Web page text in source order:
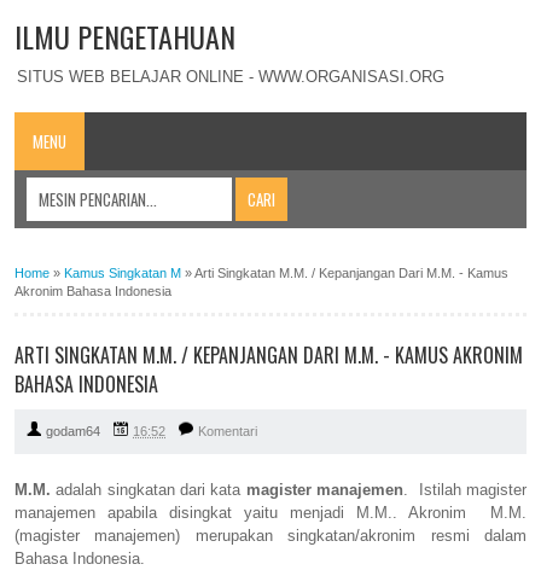
ILMU PENGETAHUAN
SITUS WEB BELAJAR ONLINE - WWW.ORGANISASI.ORG
MENU
Home » Kamus Singkatan M »Arti Singkatan M.M. / Kepanjangan Dari M.M. - Kamus
Akronim Bahasa Indonesia
ARTI SINGKATAN M.M. / KEPANJANGAN DARI M.M. - KAMUS AKRONIM
BAHASA INDONESIA
godam64 16:52 Komentari
M.M. adalah singkatan dari kata magister manajemen. Istilah magister
manajemen apabila disingkat yaitu menjadi M.M.. Akronim M.M.
(magister manajemen) merupakan singkatan/akronim resmi dalam
Bahasa Indonesia.